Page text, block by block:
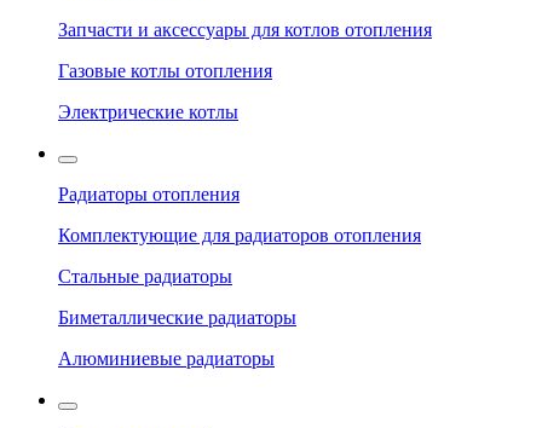
Запчасти и аксессуары для котлов отопления
Газовые котлы отопления
Электрические котлы
Радиаторы отопления
Комплектующие для радиаторов отопления
Стальные радиаторы
Биметаллические радиаторы
Алюминиевые радиаторы